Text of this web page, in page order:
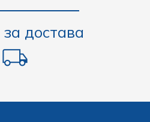
достава